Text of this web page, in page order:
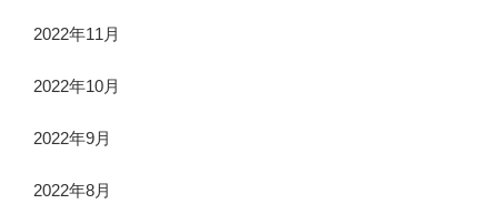
2022年11月
2022年10月
2022年9月
2022年8月